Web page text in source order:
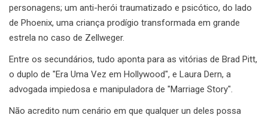
personagens; um anti-herói traumatizado e psicótico, do lado
de Phoenix, uma criança prodígio transformada em grande
estrela no caso de Zellweger.
Entre os secundários, tudo aponta para as vitórias de Brad Pitt,
o duplo de "Era Uma Vez em Hollywood", e Laura Dern, a
advogada impiedosa e manipuladora de "Marriage Story".
Não acredito num cenário em que qualquer un deles possa